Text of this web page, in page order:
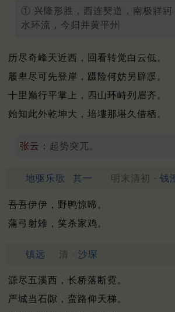
① 兴隆形胜，西连僰道，南极牂牁
水环流，今归并黄平州
历尽奇峰天近西，回看转觉白云低。
履卑尽可先登岸，蹑险何妨另辟蹊。
十里巅行平掌上，四山环峙列眉齐。
始知此外乾坤大，培塿那堪久借栖。
张云： 起势突兀。
地驱乐歌 其一 明末清初 · 钱
吾吾伊伊，野鸭惊啼。
蒲弓射雉，笑杀家鸡。
镇远 清 · 沙琛
源尽五溪西，长桥落断霓。
严城当石隙，蛮路仰天梯。